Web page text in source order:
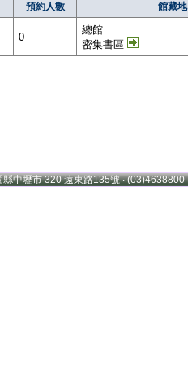
預約人數 館藏地
0
總館
密集書區
中壢市 320 遠東路135號 ‧ (03)4638800